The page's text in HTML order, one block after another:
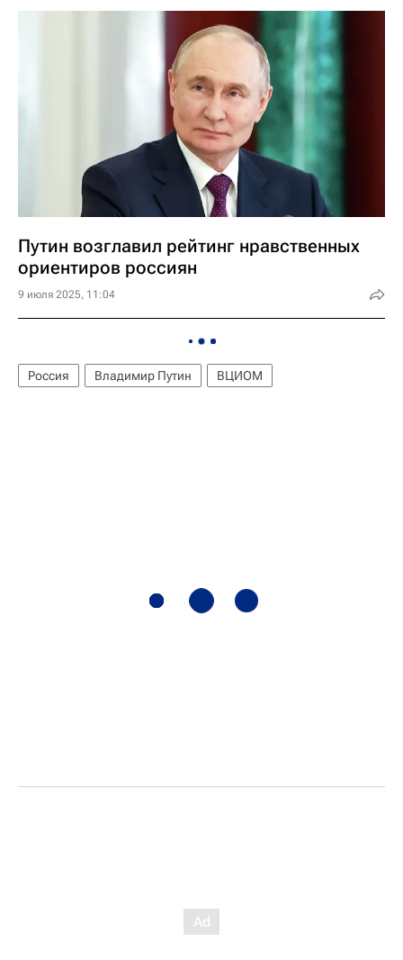
Путин возглавил рейтинг нравственных
ориентиров россиян
9 июля 2025, 11:04
Россия Владимир Путин ВЦИОМ